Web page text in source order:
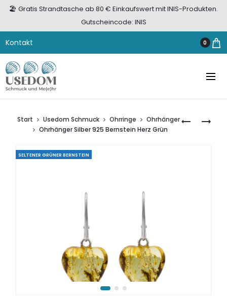
🏖️ Gratis Strandtasche ab 80 € Einkaufswert mit INIS-Produkten.
Gutscheincode: INIS
Kontakt 0
Start Usedom Schmuck Ohrringe
Ohrhänger
Ohrhänger Silber 925 Bernstein Herz Grün
SELTENER GRÜNER BERNSTEIN